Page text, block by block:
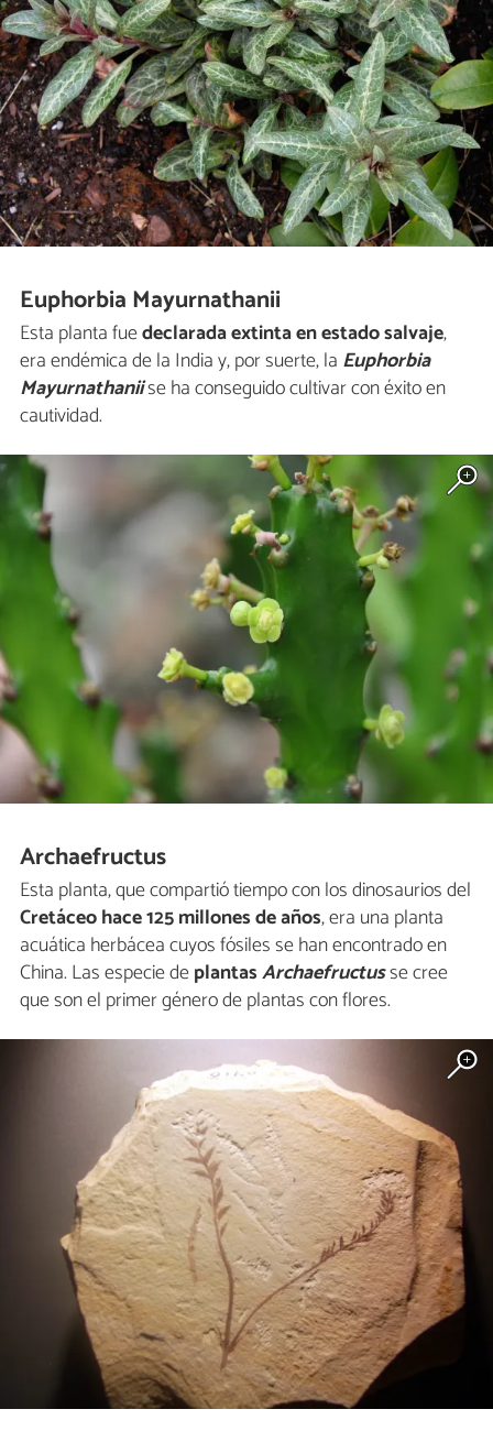
Euphorbia Mayurnathanii
Esta planta fuedeclarada extinta en estado salvaje,
era endémica de la India y, por suerte, la Euphorbia
Mayurnathaniise ha conseguido cultivar con éxito en
cautividad.
Archaefructus
Esta planta, que compartió tiempo con los dinosaurios del
Cretáceo hace 125 millones de años, era una planta
acuática herbácea cuyos fósiles se han encontrado en
China. Las especie deplantasArchaefructusse cree
que son el primer género de plantas con flores.